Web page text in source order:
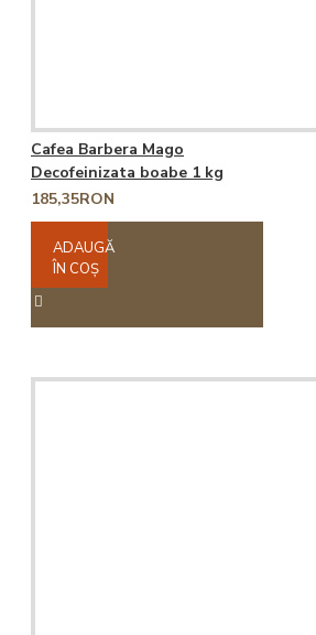
Cafea Barbera Mago
Decofeinizata boabe 1 kg
185,35RON
ADAUGĂ
ÎN COŞ